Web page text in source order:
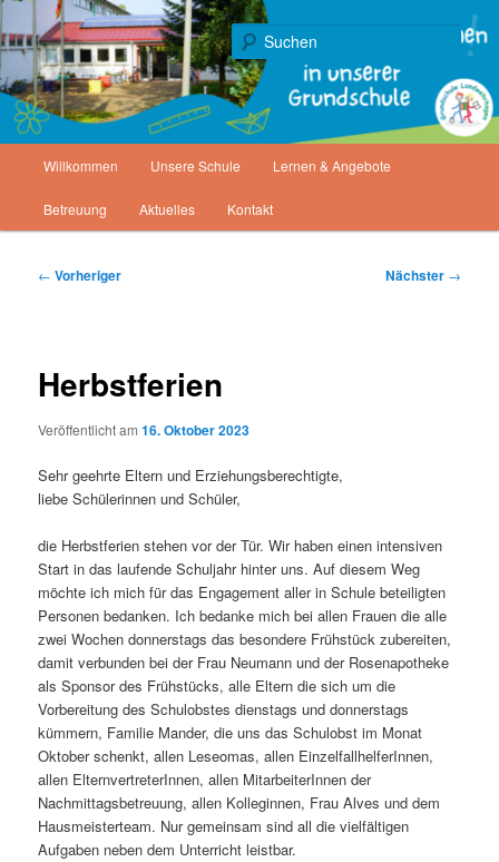
Zum
primären
Inhalt
springenGrundschule Landwehrhagen
Gemeinde Staufenberg
Willkommen Unsere Schule Lernen & Angebote
Betreuung Aktuelles Kontakt
Beitragsnavigation
← Vorheriger Nächster →
Herbstferien
Veröffentlicht am16. Oktober 2023
Sehr geehrte Eltern und Erziehungsberechtigte,
liebe Schülerinnen und Schüler,
die Herbstferien stehen vor der Tür. Wir haben einen intensiven
Start in das laufende Schuljahr hinter uns. Auf diesem Weg
möchte ich mich für das Engagement aller in Schule beteiligten
Personen bedanken. Ich bedanke mich bei allen Frauen die alle
zwei Wochen donnerstags das besondere Frühstück zubereiten,
damit verbunden bei der Frau Neumann und der Rosenapotheke
als Sponsor des Frühstücks, alle Eltern die sich um die
Vorbereitung des Schulobstes dienstags und donnerstags
kümmern, Familie Mander, die uns das Schulobst im Monat
Oktober schenkt, allen Leseomas, allen EinzelfallhelferInnen,
allen ElternvertreterInnen, allen MitarbeiterInnen der
Nachmittagsbetreuung, allen Kolleginnen, Frau Alves und dem
Hausmeisterteam. Nur gemeinsam sind all die vielfältigen
Aufgaben neben dem Unterricht leistbar.